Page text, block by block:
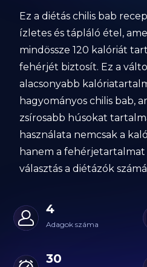
Ez a diétás chilis bab
ízletes és tápláló étel,
mindössze 120 kalóriát
fehérjét biztosít. Ez a
alacsonyabb
hagyományos chilis bab,
zsírosabb húsokat
használata nemcsak a
hanem a fehérjetartalmat
választás a diétázók
4
Adagok száma
30